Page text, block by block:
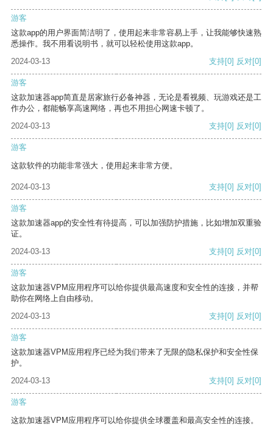
游客
这款app的用户界面简洁明了，使用起来非常容易上手，让我能够快速熟
悉操作。我不用看说明书，就可以轻松使用这款app。
2024-03-13
支持[0] 反对[0]
游客
这款加速器app简直是居家旅行必备神器，无论是看视频、玩游戏还是工
作办公，都能畅享高速网络，再也不用担心网速卡顿了。
2024-03-13
支持[0] 反对[0]
游客
这款软件的功能非常强大，使用起来非常方便。
2024-03-13 支持[0] 反对[0]
游客
这款加速器app的安全性有待提高，可以加强防护措施，比如增加双重验
证。
2024-03-13
支持[0] 反对[0]
游客
这款加速器VPM应用程序可以给你提供最高速度和安全性的连接，并帮
助你在网络上自由移动。
2024-03-13
支持[0] 反对[0]
游客
这款加速器VPM应用程序已经为我们带来了无限的隐私保护和安全性保
护。
2024-03-13
支持[0] 反对[0]
游客
这款加速器VPM应用程序可以给你提供全球覆盖和最高安全性的连接。